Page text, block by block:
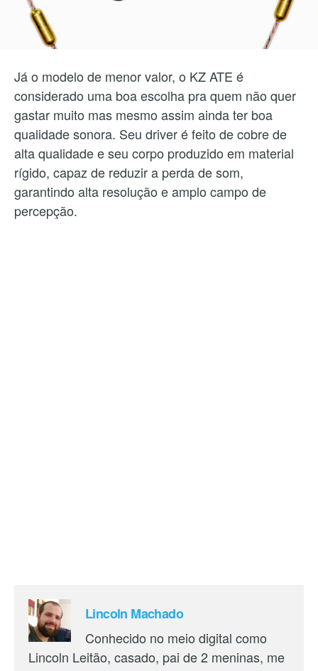
Já o modelo de menor valor, o KZ ATE é
considerado uma boa escolha pra quem não quer
gastar muito mas mesmo assim ainda ter boa
qualidade sonora. Seu driver é feito de cobre de
alta qualidade e seu corpo produzido em material
rígido, capaz de reduzir a perda de som,
garantindo alta resolução e amplo campo de
percepção.
Lincoln Machado
Conhecido no meio digital como
Lincoln Leitão, casado, pai de 2 meninas, me